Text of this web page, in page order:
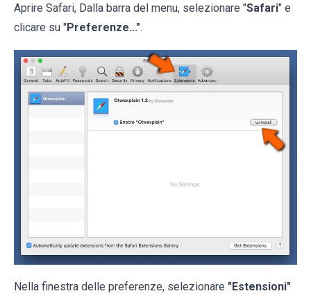
Aprire Safari, Dalla barra del menu, selezionare "Safari" e
clicare su "Preferenze...".
Nella finestra delle preferenze, selezionare "Estensioni"